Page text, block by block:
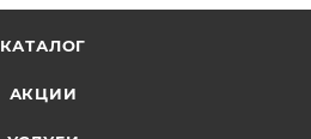
КАТАЛОГ
АКЦИИ